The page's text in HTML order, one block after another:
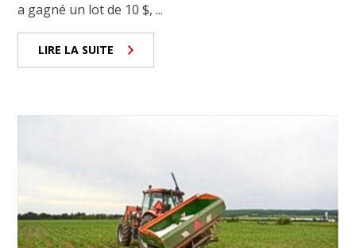
a gagné un lot de 10 $, ...
LIRE LA SUITE